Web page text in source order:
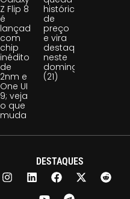
Z Flip 8
é
lançado
com
chip
inédito
de
2nm e
One UI
9; veja
o que
muda
histórica
de
preço
e vira
destaque
neste
domingo
(21)
DESTAQUES